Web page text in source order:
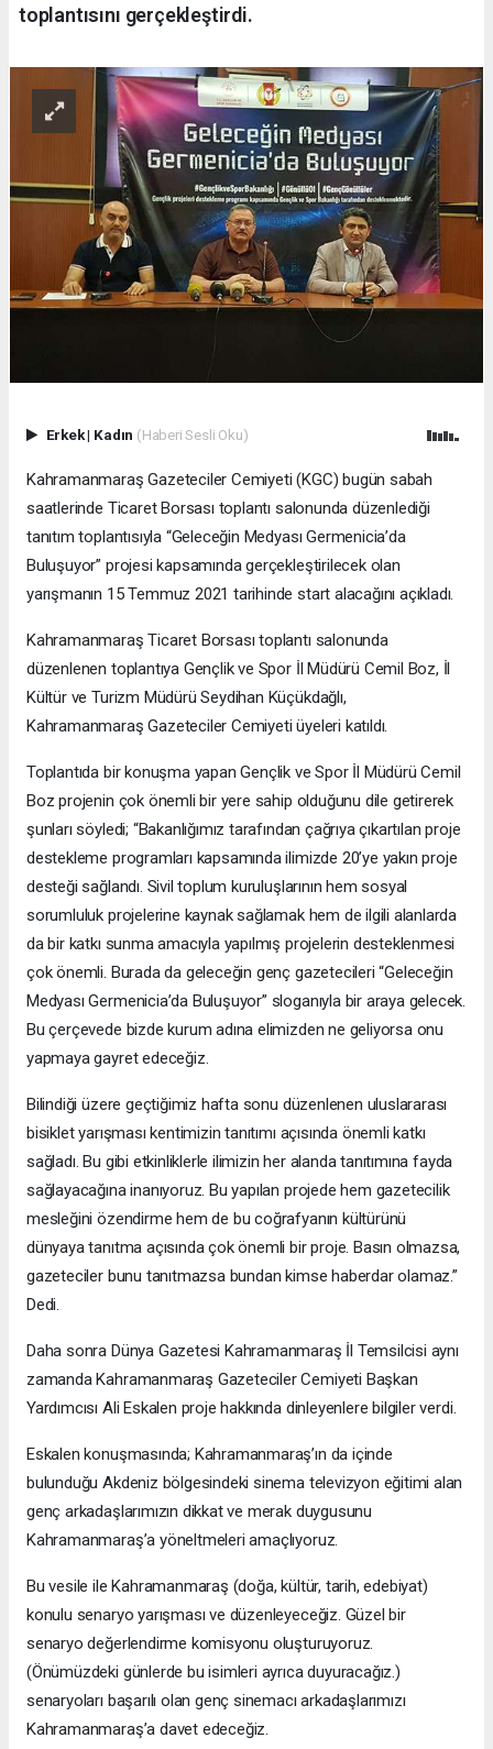
toplantısını gerçekleştirdi.
Erkek| Kadın (Haberi Sesli Oku)
Kahramanmaraş Gazeteciler Cemiyeti (KGC) bugün sabah
saatlerinde Ticaret Borsası toplantı salonunda düzenlediği
tanıtım toplantısıyla “Geleceğin Medyası Germenicia’da
Buluşuyor” projesi kapsamında gerçekleştirilecek olan
yarışmanın 15 Temmuz 2021 tarihinde start alacağını açıkladı.
Kahramanmaraş Ticaret Borsası toplantı salonunda
düzenlenen toplantıya Gençlik ve Spor İl Müdürü Cemil Boz, İl
Kültür ve Turizm Müdürü Seydihan Küçükdağlı,
Kahramanmaraş Gazeteciler Cemiyeti üyeleri katıldı.
Toplantıda bir konuşma yapan Gençlik ve Spor İl Müdürü Cemil
Boz projenin çok önemli bir yere sahip olduğunu dile getirerek
şunları söyledi; “Bakanlığımız tarafından çağrıya çıkartılan proje
destekleme programları kapsamında ilimizde 20’ye yakın proje
desteği sağlandı. Sivil toplum kuruluşlarının hem sosyal
sorumluluk projelerine kaynak sağlamak hem de ilgili alanlarda
da bir katkı sunma amacıyla yapılmış projelerin desteklenmesi
çok önemli. Burada da geleceğin genç gazetecileri “Geleceğin
Medyası Germenicia’da Buluşuyor” sloganıyla bir araya gelecek.
Bu çerçevede bizde kurum adına elimizden ne geliyorsa onu
yapmaya gayret edeceğiz.
Bilindiği üzere geçtiğimiz hafta sonu düzenlenen uluslararası
bisiklet yarışması kentimizin tanıtımı açısında önemli katkı
sağladı. Bu gibi etkinliklerle ilimizin her alanda tanıtımına fayda
sağlayacağına inanıyoruz. Bu yapılan projede hem gazetecilik
mesleğini özendirme hem de bu coğrafyanın kültürünü
dünyaya tanıtma açısında çok önemli bir proje. Basın olmazsa,
gazeteciler bunu tanıtmazsa bundan kimse haberdar olamaz.”
Dedi.
Daha sonra Dünya Gazetesi Kahramanmaraş İl Temsilcisi aynı
zamanda Kahramanmaraş Gazeteciler Cemiyeti Başkan
Yardımcısı Ali Eskalen proje hakkında dinleyenlere bilgiler verdi.
Eskalen konuşmasında; Kahramanmaraş’ın da içinde
bulunduğu Akdeniz bölgesindeki sinema televizyon eğitimi alan
genç arkadaşlarımızın dikkat ve merak duygusunu
Kahramanmaraş’a yöneltmeleri amaçlıyoruz.
Bu vesile ile Kahramanmaraş (doğa, kültür, tarih, edebiyat)
konulu senaryo yarışması ve düzenleyeceğiz. Güzel bir
senaryo değerlendirme komisyonu oluşturuyoruz.
(Önümüzdeki günlerde bu isimleri ayrıca duyuracağız.)
senaryoları başarılı olan genç sinemacı arkadaşlarımızı
Kahramanmaraş’a davet edeceğiz.